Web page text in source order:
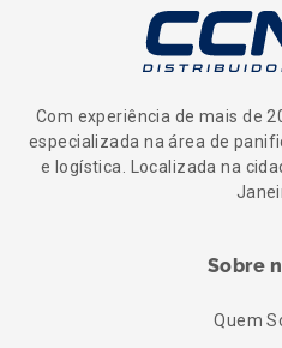
Com experiência de mais de
especializada na área de
e logística. Localizada na
Sobre
Quem